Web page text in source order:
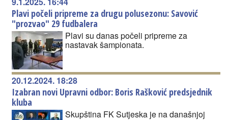
Plavi počeli pripreme za drugu polusezonu: Savović
"prozvao" 29 fudbalera
Plavi su danas počeli pripreme za
nastavak šampionata.
20.12.2024. 18:28
Izabran novi Upravni odbor: Boris Rašković predsjednik
kluba
Skupština FK Sutjeska je na današnjoj